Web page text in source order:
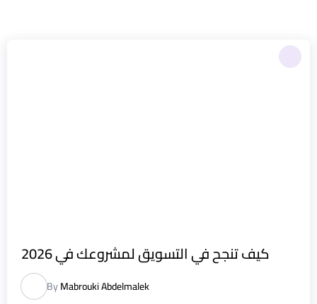
كيف تنجح في التسويق لمشروعك في 2026
ByMabrouki Abdelmalek